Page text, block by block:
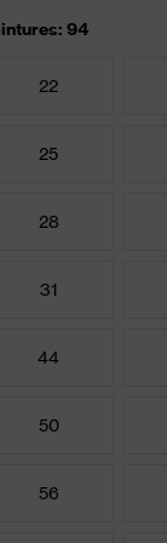
94
22
25
28
31
44
50
56